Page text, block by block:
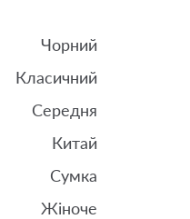
Чорний
Класичний
Середня
Китай
Сумка
Жіноче